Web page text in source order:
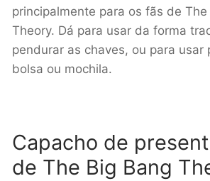
principalmente para os fãs de The
Theory. Dá para usar da forma
pendurar as chaves, ou para usar
bolsa ou mochila.
Capacho de
de The Big Bang